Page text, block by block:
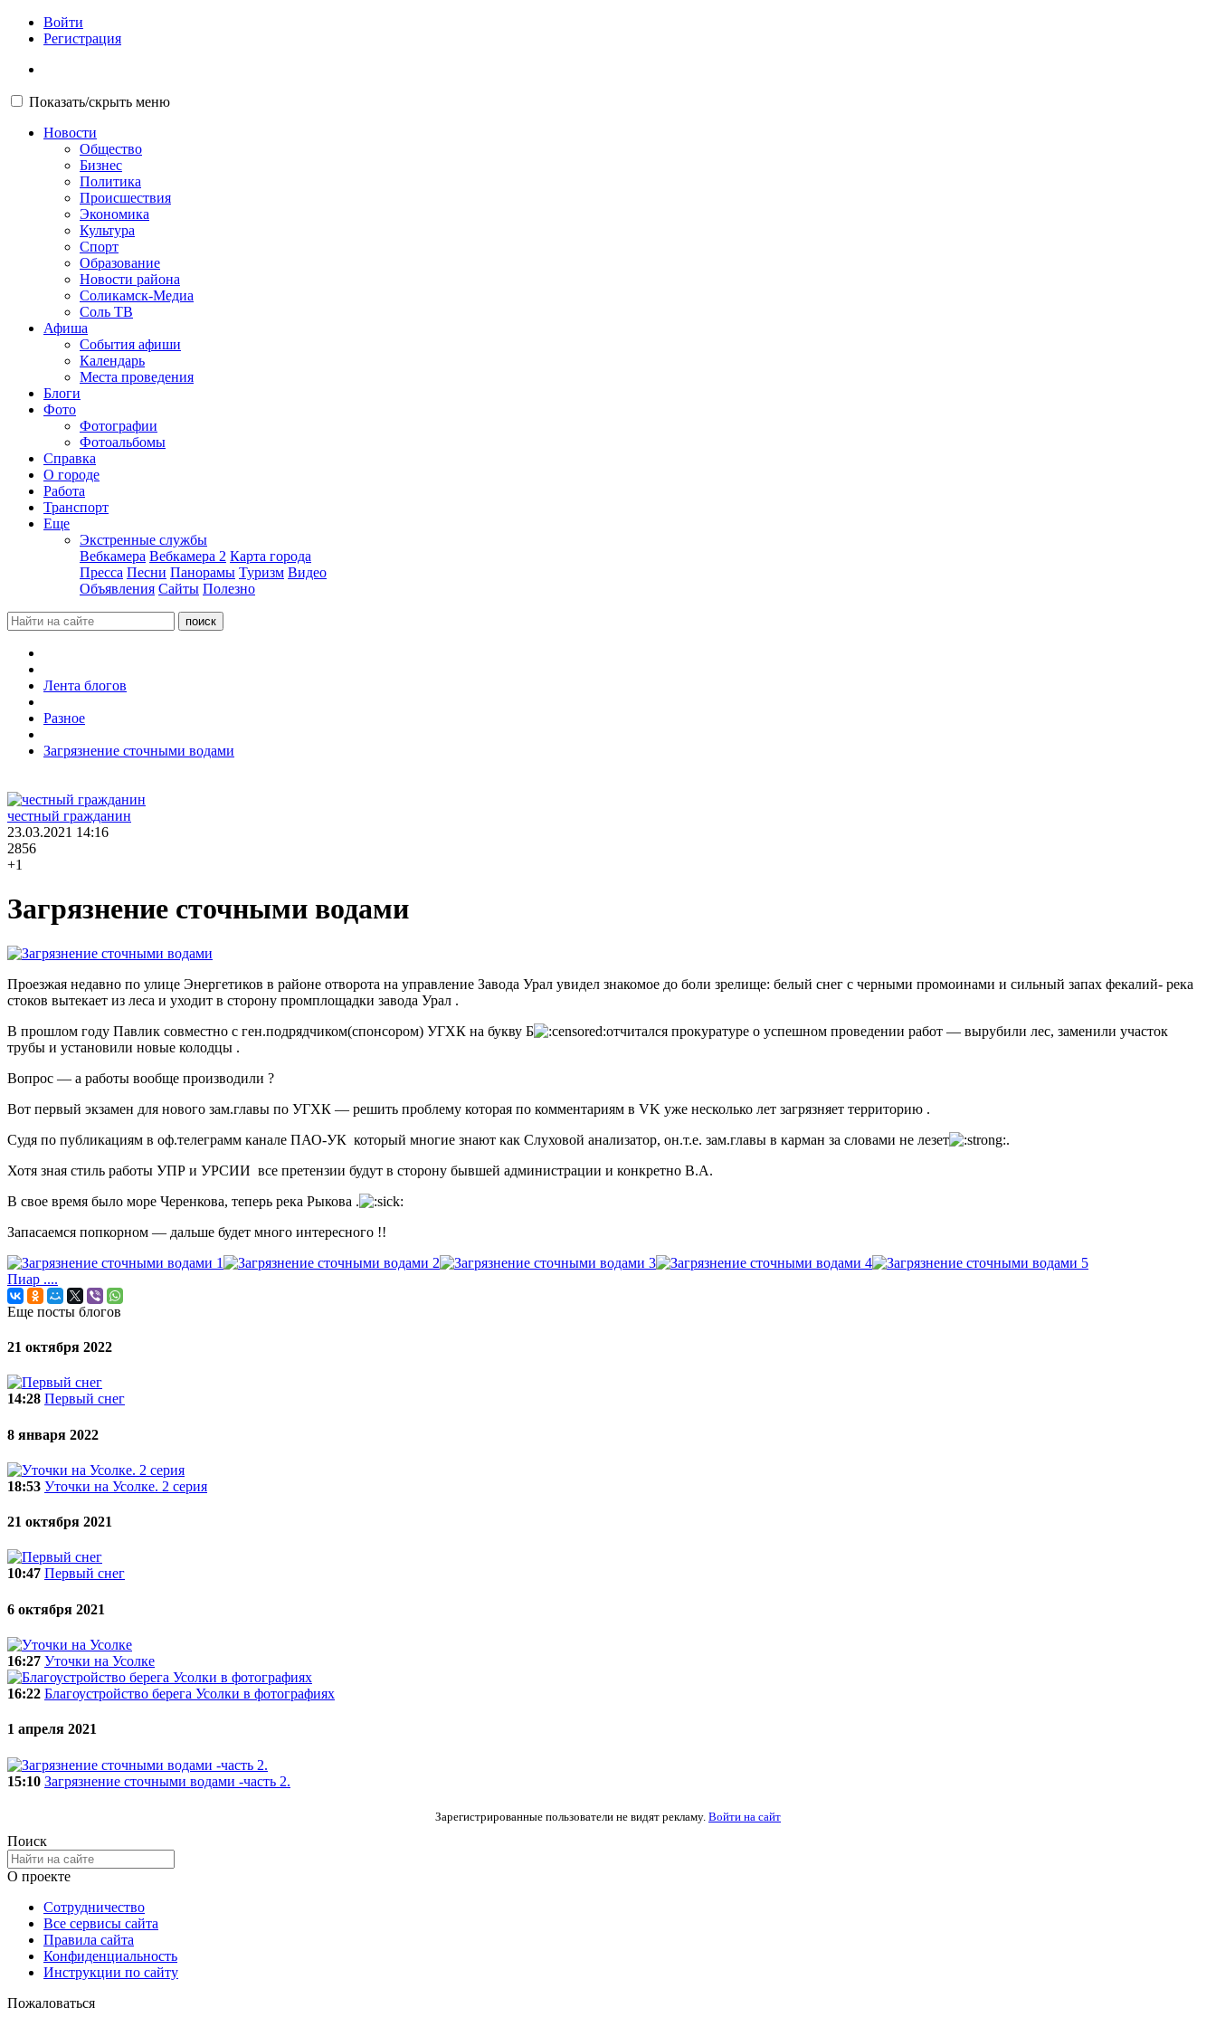
Войти
Регистрация
Показать/скрыть меню
Новости
Общество
Бизнес
Политика
Происшествия
Экономика
Культура
Спорт
Образование
Новости района
Соликамск-Медиа
Соль ТВ
Афиша
События афиши
Календарь
Места проведения
Блоги
Фото
Фотографии
Фотоальбомы
Справка
О городе
Работа
Транспорт
Еще
Экстренные службы
Вебкамера Вебкамера 2 Карта города
Пресса Песни Панорамы Туризм Видео
Объявления Сайты Полезно
Лента блогов
Разное
Загрязнение сточными водами
честный гражданин
23.03.2021 14:16
2856
+1
Загрязнение сточными водами
Проезжая недавно по улице Энергетиков в районе отворота на управление Завода Урал увидел знакомое до боли зрелище: белый снег с черными промоинами и сильный запах фекалий- река
стоков вытекает из леса и уходит в сторону промплощадки завода Урал .
В прошлом году Павлик совместно с ген.подрядчиком(cпонсором) УГХК на букву Б
отчитался прокуратуре о успешном проведении работ — вырубили лес, заменили участок
трубы и установили новые колодцы .
Вопрос — а работы вообще производили ?
Вот первый экзамен для нового зам.главы по УГХК — решить проблему которая по комментариям в VK уже несколько лет загрязняет территорию .
Судя по публикациям в оф.телеграмм канале ПАО-УК который многие знают как Слуховой анализатор, он.т.е. зам.главы в карман за словами не лезет
.
Хотя зная стиль работы УПР и УРСИИ все претензии будут в сторону бывшей администрации и конкретно В.А.
В свое время было море Черенкова, теперь река Рыкова .
Запасаемся попкорном — дальше будет много интересного !!
Пиар ....
Еще посты блогов
21 октября 2022
14:28 Первый снег
8 января 2022
18:53 Уточки на Усолке. 2 серия
21 октября 2021
10:47 Первый снег
6 октября 2021
16:27 Уточки на Усолке
16:22 Благоустройство берега Усолки в фотографиях
1 апреля 2021
15:10 Загрязнение сточными водами -часть 2.
Зарегистрированные пользователи не видят рекламу. Войти на сайт
Поиск
О проекте
Сотрудничество
Все сервисы сайта
Правила сайта
Конфиденциальность
Инструкции по сайту
Пожаловаться